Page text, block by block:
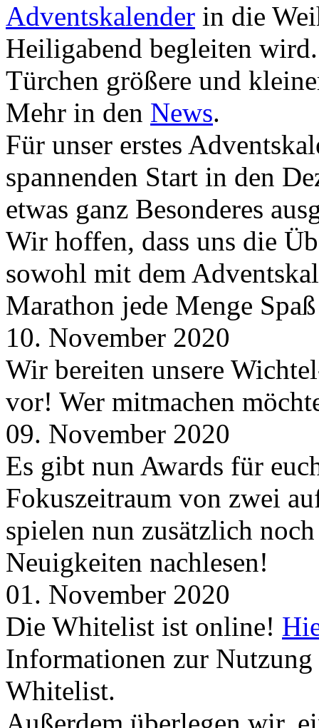
Adventskalender in die
Heiligabend begleiten
Türchen größere und
Mehr in den News.
Für unser erstes
spannenden Start in den
etwas ganz Besonderes
Wir hoffen, dass uns die
sowohl mit dem
Marathon jede Menge
10. November 2020
Wir bereiten unsere
vor! Wer mitmachen
09. November 2020
Es gibt nun Awards für
Fokuszeitraum von zwei
spielen nun zusätzlich
Neuigkeiten nachlesen!
01. November 2020
Die Whitelist ist online!
Informationen zur
Whitelist.